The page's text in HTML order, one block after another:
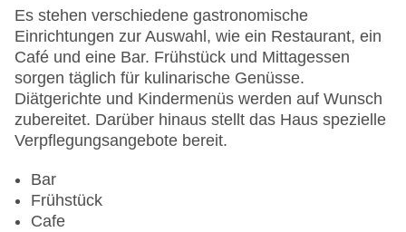
Lift
Anzahl der Konferenzräume: 1
Anzahl der Aufzüge: 1
Haustiere
Zimmerservice
Sonnenterrasse
Gesamtanzahl der Stockwerke: 3
Pools:Outdoor Pool
Landeskategorie: 4 Sterne
Es stehen verschiedene gastronomische
Einrichtungen zur Auswahl, wie ein Restaurant, ein
Café und eine Bar. Frühstück und Mittagessen
sorgen täglich für kulinarische Genüsse.
Diätgerichte und Kindermenüs werden auf Wunsch
zubereitet. Darüber hinaus stellt das Haus spezielle
Verpflegungsangebote bereit.
Bar
Frühstück
Cafe